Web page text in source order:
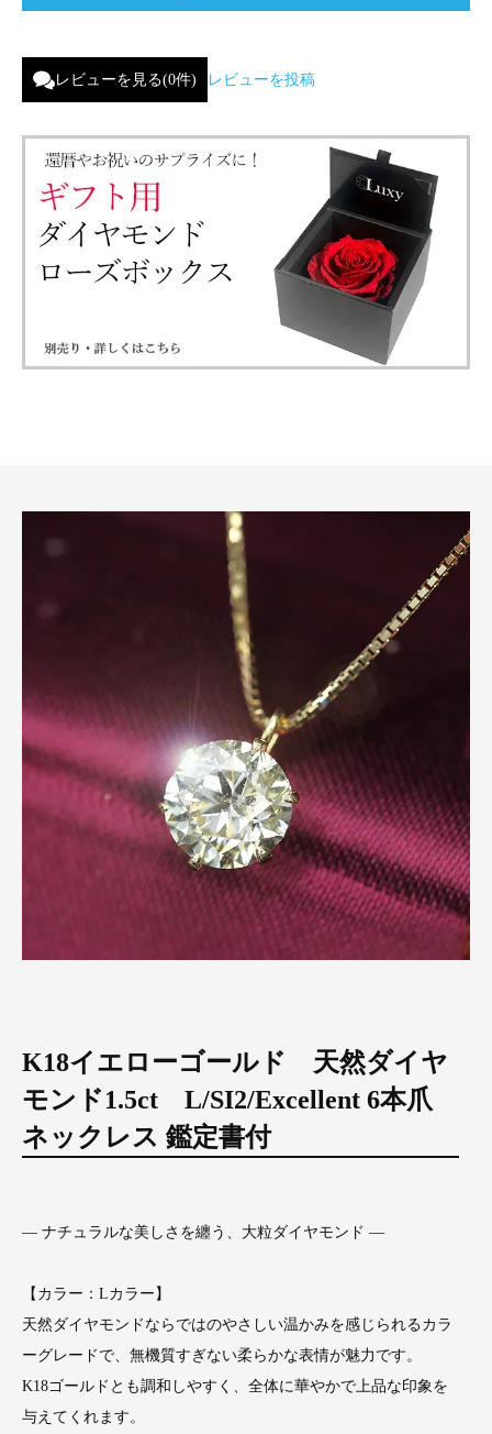
レビューを見る(0件) レビューを投稿
K18イエローゴールド 天然ダイヤ
モンド1.5ct L/SI2/Excellent 6本爪
ネックレス 鑑定書付
― ナチュラルな美しさを纏う、大粒ダイヤモンド ―
【カラー：Lカラー】
天然ダイヤモンドならではのやさしい温かみを感じられるカラ
ーグレードで、無機質すぎない柔らかな表情が魅力です。
K18ゴールドとも調和しやすく、全体に華やかで上品な印象を
与えてくれます。